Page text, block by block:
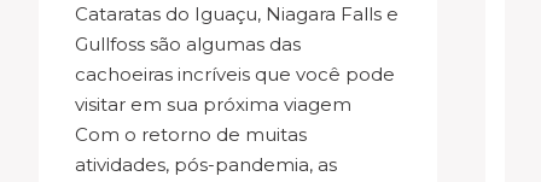
Cataratas do Iguaçu, Niagara Falls e
Gullfoss são algumas das
cachoeiras incríveis que você pode
visitar em sua próxima viagem
Com o retorno de muitas
atividades, pós-pandemia, as